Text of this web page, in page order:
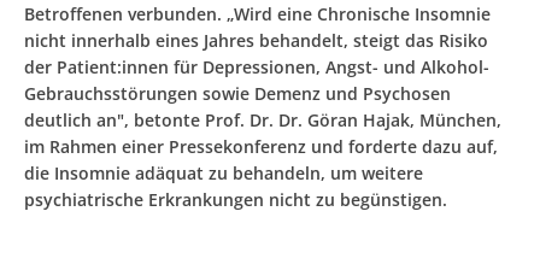
Betroffenen verbunden. „Wird eine Chronische Insomnie
nicht innerhalb eines Jahres behandelt, steigt das Risiko
der Patient:innen für Depressionen, Angst- und Alkohol-
Gebrauchsstörungen sowie Demenz und Psychosen
deutlich an", betonte Prof. Dr. Dr. Göran Hajak, München,
im Rahmen einer Pressekonferenz und forderte dazu auf,
die Insomnie adäquat zu behandeln, um weitere
psychiatrische Erkrankungen nicht zu begünstigen.